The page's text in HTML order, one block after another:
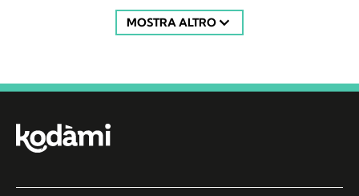
MOSTRA ALTRO